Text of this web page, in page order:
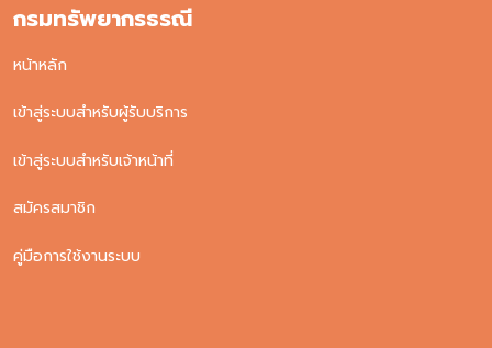
กรมทรัพยากรธรณี
หน้าหลัก
เข้าสู่ระบบสำหรับผู้รับบริการ
เข้าสู่ระบบสำหรับเจ้าหน้าที่
สมัครสมาชิก
คู่มือการใช้งานระบบ